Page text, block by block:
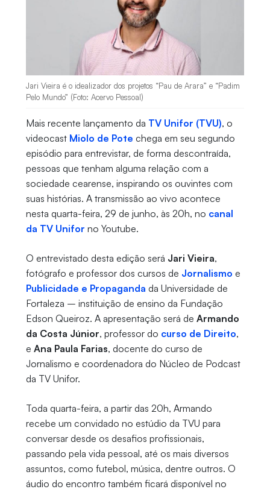
Jari Vieira é o idealizador dos projetos “Pau de Arara” e “Padim
Pelo Mundo” (Foto: Acervo Pessoal)
Mais recente lançamento da TV Unifor (TVU), o
videocast Miolo de Pote chega em seu segundo
episódio para entrevistar, de forma descontraída,
pessoas que tenham alguma relação com a
sociedade cearense, inspirando os ouvintes com
suas histórias. A transmissão ao vivo acontece
nesta quarta-feira, 29 de junho, às 20h, no canal
da TV Unifor no Youtube.
O entrevistado desta edição será Jari Vieira,
fotógrafo e professor dos cursos de Jornalismo e
Publicidade e Propaganda da Universidade de
Fortaleza – instituição de ensino da Fundação
Edson Queiroz. A apresentação será de Armando
da Costa Júnior, professor do curso de Direito,
e Ana Paula Farias, docente do curso de
Jornalismo e coordenadora do Núcleo de Podcast
da TV Unifor.
Toda quarta-feira, a partir das 20h, Armando
recebe um convidado no estúdio da TVU para
conversar desde os desafios profissionais,
passando pela vida pessoal, até os mais diversos
assuntos, como futebol, música, dentre outros. O
áudio do encontro também ficará disponível no